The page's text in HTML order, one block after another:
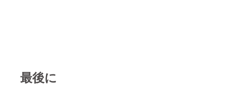
最後に